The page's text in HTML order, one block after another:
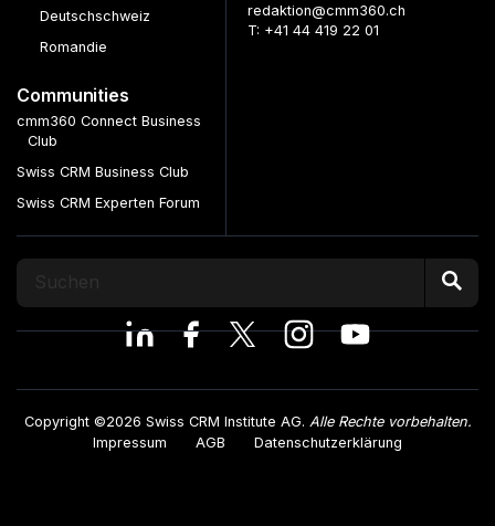
Deutschschweiz
Romandie
Communities
cmm360 Connect Business
Club
Swiss CRM Business Club
Swiss CRM Experten Forum
redaktion@cmm360.ch
T: +41 44 419 22 01
Copyright ©2026 Swiss CRM Institute AG. Alle Rechte vorbehalten.
Impressum
AGB Datenschutzerklärung